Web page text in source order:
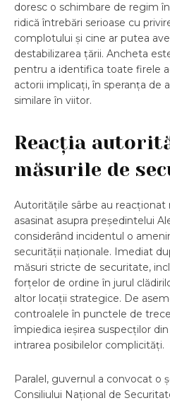
doresc o schimbare de regim
ridică întrebări serioase cu
complotului și cine ar putea
destabilizarea țării. Ancheta
pentru a identifica toate firele
actorii implicați, în speranța de
similare în viitor.
Reacția
măsurile de
Autoritățile sârbe au reacționat
asasinat asupra președintelui
considerând incidentul o
securității naționale. Imediat
măsuri stricte de securitate,
forțelor de ordine în jurul
altor locații strategice. De
controalele în punctele de
împiedica ieșirea suspecților
intrarea posibilelor complicități.
Paralel, guvernul a convocat o
Consiliului Național de